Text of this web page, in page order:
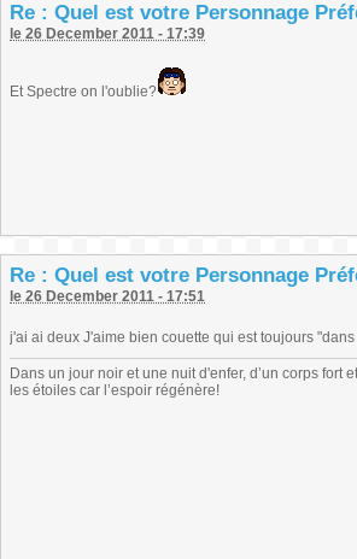
Re : Quel est votre Personnage
le 26 December 2011 - 17:39
Et Spectre on l'oublie?
Re : Quel est votre Personnage
le 26 December 2011 - 17:51
j'ai ai deux J'aime bien couette qui est toujours
Dans un jour noir et une nuit d'enfer, d’un corps
les étoiles car l’espoir régénère!